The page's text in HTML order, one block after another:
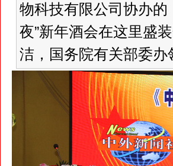
物科技有限公司协办
夜”新年酒会在这里盛
洁，国务院有关部委